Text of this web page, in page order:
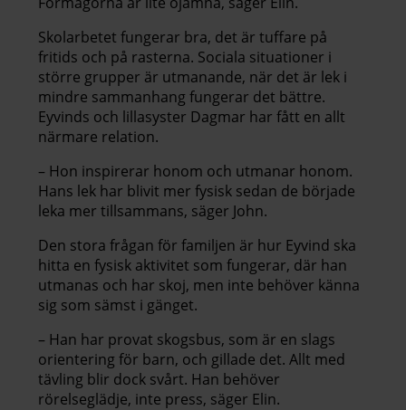
Skolarbetet fungerar bra, det är tuffare på
fritids och på rasterna. Sociala situationer i
större grupper är utmanande, när det är lek i
mindre sammanhang fungerar det bättre.
Eyvinds och lillasyster Dagmar har fått en allt
närmare relation.
– Hon inspirerar honom och utmanar honom.
Hans lek har blivit mer fysisk sedan de började
leka mer tillsammans, säger John.
Den stora frågan för familjen är hur Eyvind ska
hitta en fysisk aktivitet som fungerar, där han
utmanas och har skoj, men inte behöver känna
sig som sämst i gänget.
– Han har provat skogsbus, som är en slags
orientering för barn, och gillade det. Allt med
tävling blir dock svårt. Han behöver
rörelseglädje, inte press, säger Elin.